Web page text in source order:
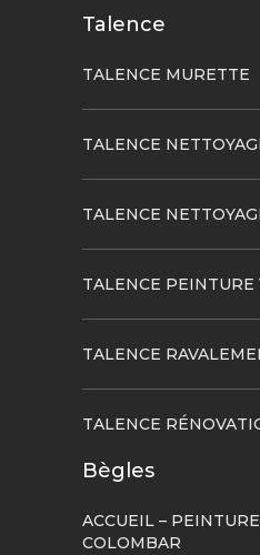
Talence
TALENCE MURETTE
TALENCE
TALENCE
TALENCE PEINTURE
TALENCE
TALENCE
Bègles
ACCUEIL –
COLOMBAR